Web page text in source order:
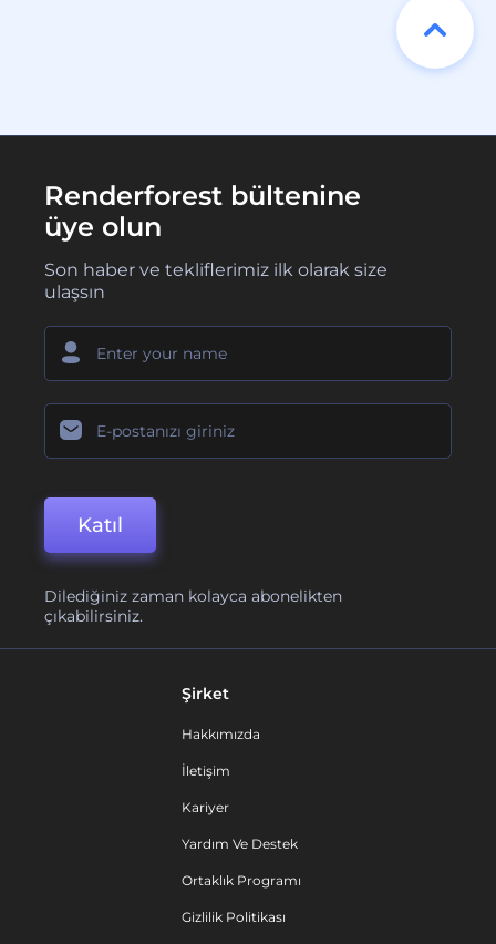
Renderforest bültenine
üye olun
Son haber ve tekliflerimiz ilk olarak size
ulaşsın
Katıl
Dilediğiniz zaman kolayca abonelikten
çıkabilirsiniz.
Şirket
Hakkımızda
İletişim
Kariyer
Yardım Ve Destek
Ortaklık Programı
Gizlilik Politikası